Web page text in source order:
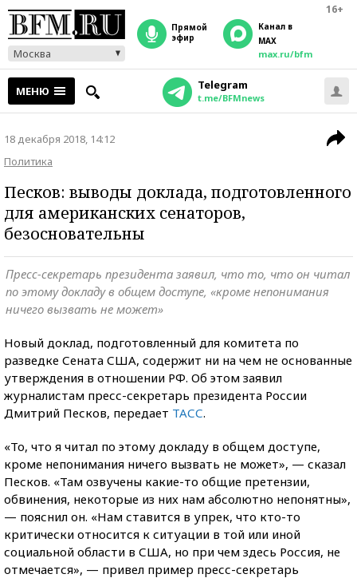
16+
Москва
прямой
эфир
Канал в
MAX
max.ru/bfm
МЕНЮ Telegram
t.me/BFMnews
18 декабря 2018, 14:12
Политика
Песков: выводы доклада, подготовленного
для американских сенаторов,
безосновательны
Пресс-секретарь президента заявил, что то, что он читал
по этому докладу в общем доступе, «кроме непонимания
ничего вызвать не может»
Новый доклад, подготовленный для комитета по
разведке Сената США, содержит ни на чем не основанные
утверждения в отношении РФ. Об этом заявил
журналистам пресс-секретарь президента России
Дмитрий Песков, передает ТАСС.
«То, что я читал по этому докладу в общем доступе,
кроме непонимания ничего вызвать не может», — сказал
Песков. «Там озвучены какие-то общие претензии,
обвинения, некоторые из них нам абсолютно непонятны»,
— пояснил он. «Нам ставится в упрек, что кто-то
критически относится к ситуации в той или иной
социальной области в США, но при чем здесь Россия, не
отмечается», — привел пример пресс-секретарь